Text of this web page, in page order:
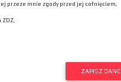
przeze mnie zgody przed jej cofnięciem,
ZDZ,
ZAPISZ DANE